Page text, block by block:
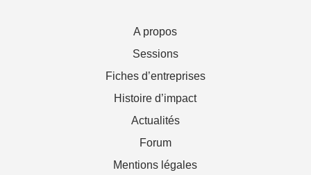
A propos
Sessions
Fiches d’entreprises
Histoire d’impact
Actualités
Forum
Mentions légales